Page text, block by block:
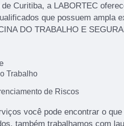
Curitiba, a LABORTEC
que possuem ampla
DO TRABALHO E
Trabalho
de Riscos
você pode encontrar o
também trabalhamos com